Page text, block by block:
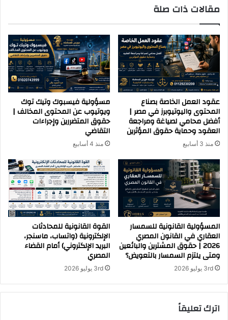
مقالات ذات صلة
عقود العمل الخاصة بصناع
المحتوى واليوتيوبرز في مصر |
أفضل محامي لصياغة ومراجعة
العقود وحماية حقوق المؤثرين
منذ 3 أسابيع
مسؤولية فيسبوك وتيك توك
ويوتيوب عن المحتوى المخالف |
حقوق المتضررين وإجراءات
التقاضي
منذ 4 أسابيع
المسؤولية القانونية للسمسار
العقاري في القانون المصري
2026 | حقوق المشترين والبائعين
ومتى يلتزم السمسار بالتعويض؟
3rd يوليو 2026
القوة القانونية للمحادثات
الإلكترونية (واتساب، ماسنجر،
البريد الإلكتروني) أمام القضاء
المصري
3rd يوليو 2026
اترك تعليقاً